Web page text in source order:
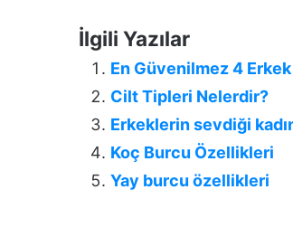
İlgili Yazılar
En Güvenilmez 4
Cilt Tipleri Nelerdir?
Erkeklerin sevdiği
Koç Burcu Özellikleri
Yay burcu özellikleri